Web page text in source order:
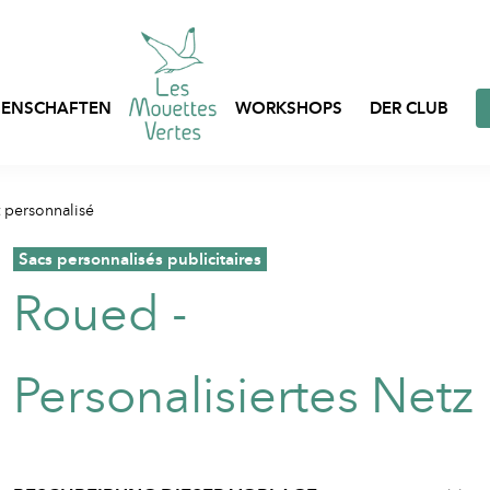
Berufskleidung
WORKSHOPS DER CLUB
personnalisé
,Sacs personnalisés publicitaires
Roued -
Personalisiertes Netz